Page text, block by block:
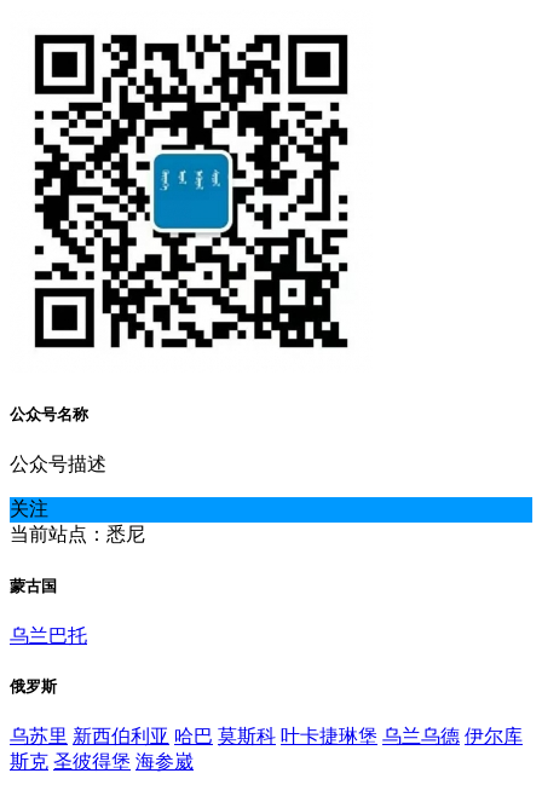
公众号名称
公众号描述
关注
当前站点：悉尼
蒙古国
乌兰巴托
俄罗斯
乌苏里 新西伯利亚 哈巴 莫斯科 叶卡捷琳堡 乌兰乌德 伊尔库
斯克 圣彼得堡 海参崴